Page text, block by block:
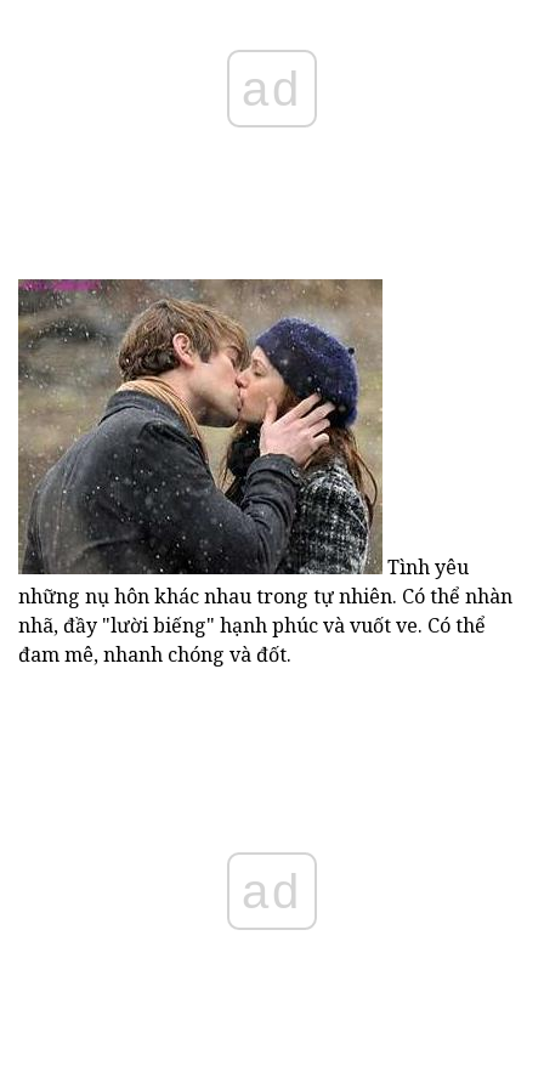
ad
Tình yêu
những nụ hôn khác nhau trong tự nhiên. Có thể nhàn
nhã, đầy "lười biếng" hạnh phúc và vuốt ve. Có thể
đam mê, nhanh chóng và đốt.
ad